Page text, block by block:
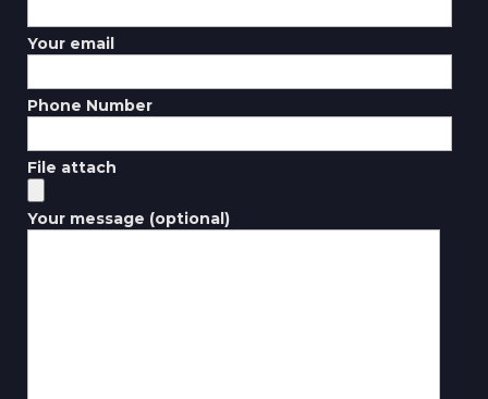
Your email
Phone Number
File attach
Your message (optional)